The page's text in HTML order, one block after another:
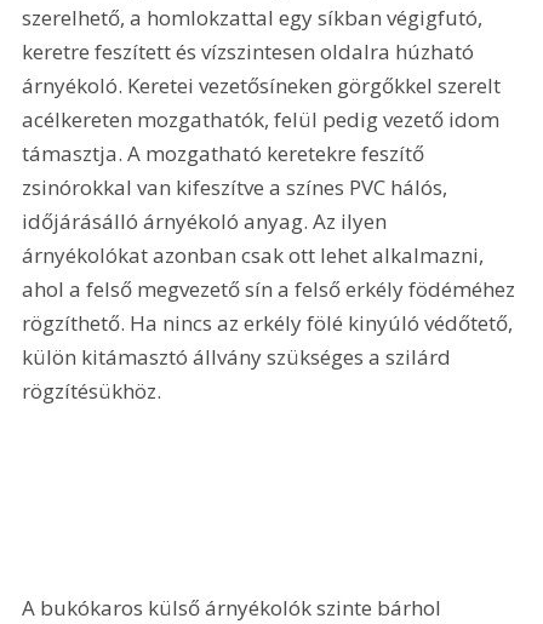
szerelhető, a homlokzattal egy síkban végigfutó,
keretre feszített és vízszintesen oldalra húzható
árnyékoló. Keretei vezetősíneken görgőkkel szerelt
acélkereten mozgathatók, felül pedig vezető idom
támasztja. A mozgatható keretekre feszítő
zsinórokkal van kifeszítve a színes PVC hálós,
időjárásálló árnyékoló anyag. Az ilyen
árnyékolókat azonban csak ott lehet alkalmazni,
ahol a felső megvezető sín a felső erkély födéméhez
rögzíthető. Ha nincs az erkély fölé kinyúló védőtető,
külön kitámasztó állvány szükséges a szilárd
rögzítésükhöz.
A bukókaros külső árnyékolók szinte bárhol